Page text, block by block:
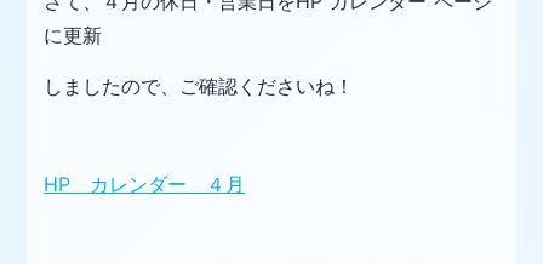
に更新
しましたので、ご確認くださいね！
HP カレンダー ４月